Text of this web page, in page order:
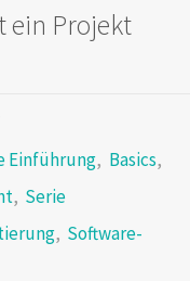
ein Projekt
Einführung, Basics,
, Serie
, Software-